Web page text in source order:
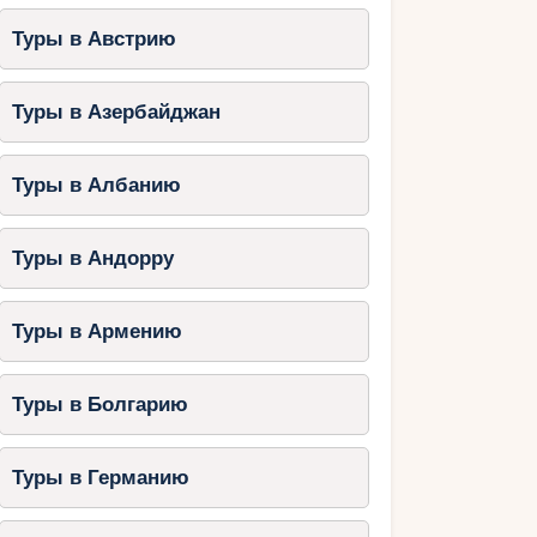
Туры в Австрию
Туры в Азербайджан
Туры в Албанию
Туры в Андорру
Туры в Армению
Туры в Болгарию
Туры в Германию